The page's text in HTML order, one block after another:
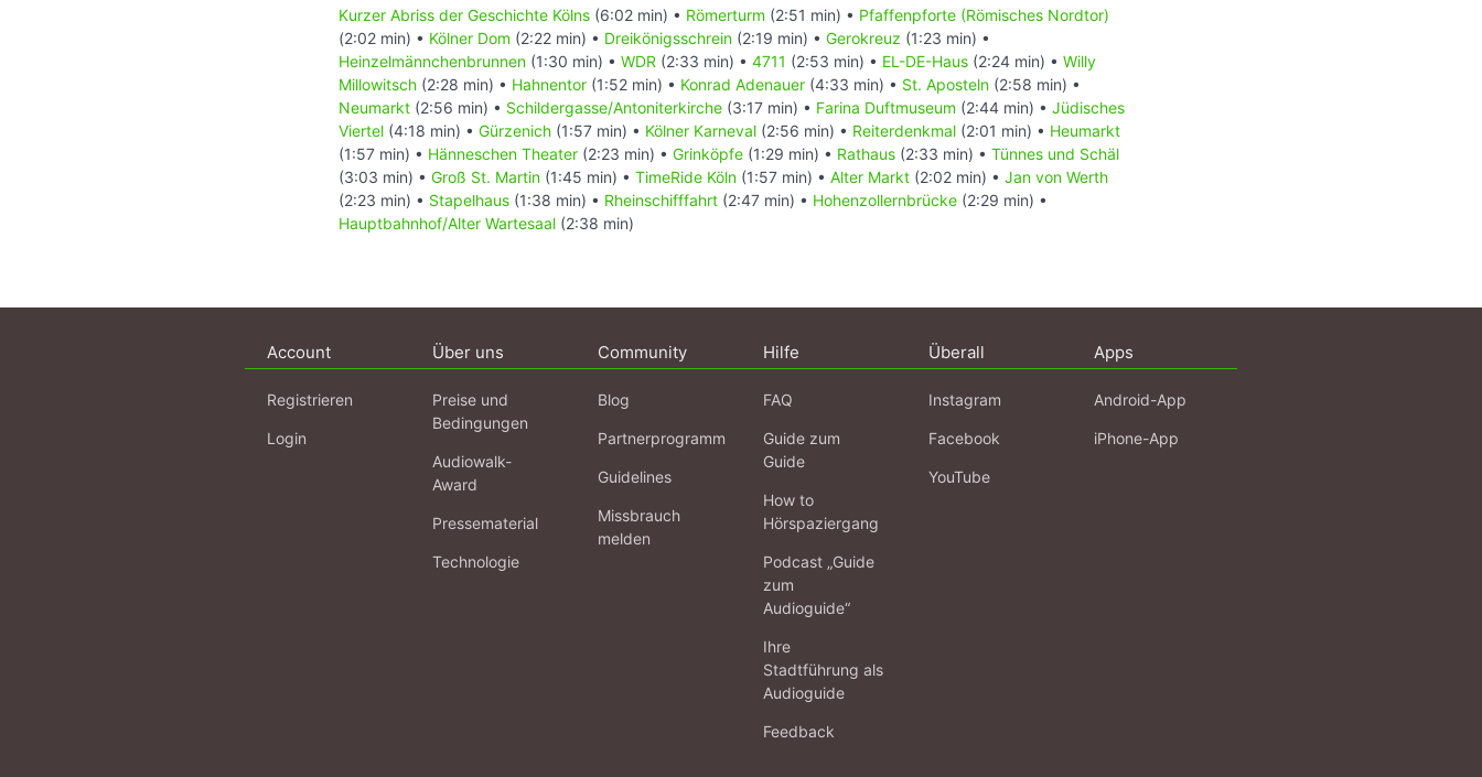
Kurzer Abriss der Geschichte Kölns (6:02 min) • Römerturm (2:51 min) • Pfaffenpforte (Römisches Nordtor)
(2:02 min) • Kölner Dom (2:22 min) • Dreikönigsschrein (2:19 min) • Gerokreuz (1:23 min) •
Heinzelmännchenbrunnen (1:30 min) • WDR (2:33 min) • 4711 (2:53 min) • EL-DE-Haus (2:24 min) • Willy
Millowitsch (2:28 min) • Hahnentor (1:52 min) • Konrad Adenauer (4:33 min) • St. Aposteln (2:58 min) •
Neumarkt (2:56 min) • Schildergasse/Antoniterkirche (3:17 min) • Farina Duftmuseum (2:44 min) • Jüdisches
Viertel (4:18 min) • Gürzenich (1:57 min) • Kölner Karneval (2:56 min) • Reiterdenkmal (2:01 min) • Heumarkt
(1:57 min) • Hänneschen Theater (2:23 min) • Grinköpfe (1:29 min) • Rathaus (2:33 min) • Tünnes und Schäl
(3:03 min) • Groß St. Martin (1:45 min) • TimeRide Köln (1:57 min) • Alter Markt (2:02 min) • Jan von Werth
(2:23 min) • Stapelhaus (1:38 min) • Rheinschifffahrt (2:47 min) • Hohenzollernbrücke (2:29 min) •
Hauptbahnhof/Alter Wartesaal (2:38 min)
Account
Registrieren
Login
Über uns
Preise und
Bedingungen
Audiowalk-
Award
Pressematerial
Technologie
Community
Blog
Partnerprogramm
Guidelines
Missbrauch
melden
Hilfe
FAQ
Guide zum
Guide
How to
Hörspaziergang
Podcast „Guide
zum
Audioguide“
Ihre
Stadtführung als
Audioguide
Feedback
Überall
Instagram
Facebook
YouTube
Apps
Android-App
iPhone-App